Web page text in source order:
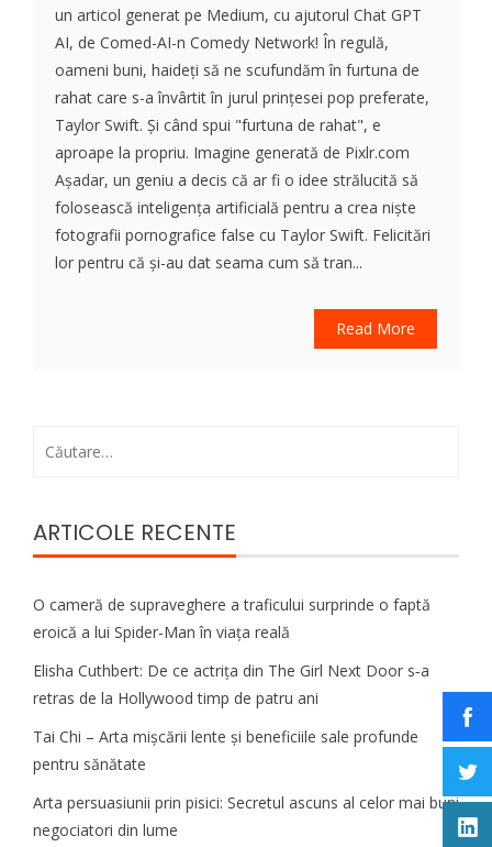
un articol generat pe Medium, cu ajutorul Chat GPT
AI, de Comed-AI-n Comedy Network! În regulă,
oameni buni, haideți să ne scufundăm în furtuna de
rahat care s-a învârtit în jurul prințesei pop preferate,
Taylor Swift. Și când spui "furtuna de rahat", e
aproape la propriu. Imagine generată de Pixlr.com
Așadar, un geniu a decis că ar fi o idee strălucită să
folosească inteligența artificială pentru a crea niște
fotografii pornografice false cu Taylor Swift. Felicitări
lor pentru că și-au dat seama cum să tran...
Read More
ARTICOLE RECENTE
O cameră de supraveghere a traficului surprinde o faptă
eroică a lui Spider-Man în viața reală
Elisha Cuthbert: De ce actrița din The Girl Next Door s‑a
retras de la Hollywood timp de patru ani
Tai Chi – Arta mișcării lente și beneficiile sale profunde
pentru sănătate
Arta persuasiunii prin pisici: Secretul ascuns al celor mai buni
negociatori din lume